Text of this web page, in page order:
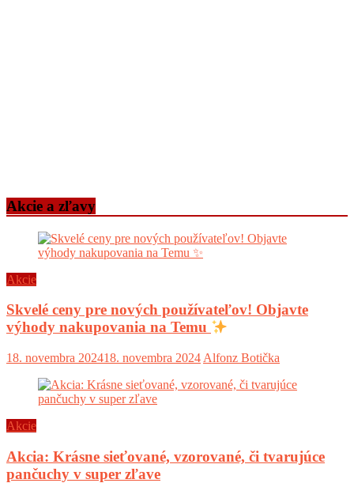
Akcie a zľavy
Akcie
Skvelé ceny pre nových používateľov! Objavte
výhody nakupovania na Temu
18. novembra 202418. novembra 2024 Alfonz Botička
Akcie
Akcia: Krásne sieťované, vzorované, či tvarujúce
pančuchy v super zľave